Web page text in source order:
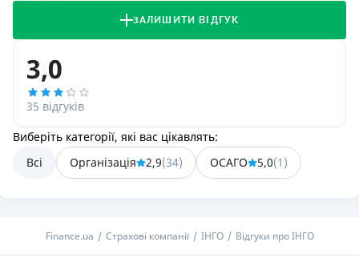
ЗАЛИШИТИ ВІДГУК
3,0
35 відгуків
Виберіть категорії, які вас цікавлять:
Всі
Організація 2,9(34) ОСАГО 5,0(1 )
Finance.ua Страхові компанії ІНГО Відгуки про ІНГО